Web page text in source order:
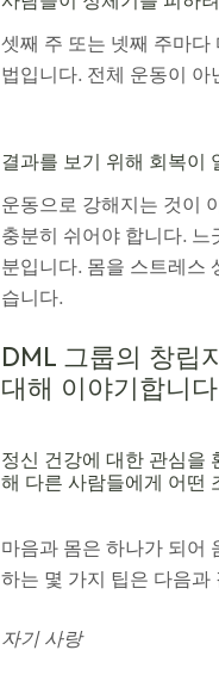
셋째 주 또는 넷째 주마다
법입니다. 전체 운동이
결과를 보기 위해 회복이
운동으로 강해지는 것이
충분히 쉬어야 합니다.
분입니다. 몸을 스트레스
습니다.
DML 그룹의 창립
대해 이야기합니
정신 건강에 대한 관심을
해 다른 사람들에게 어떤
마음과 몸은 하나가 되어
하는 몇 가지 팁은 다음과
자기 사랑